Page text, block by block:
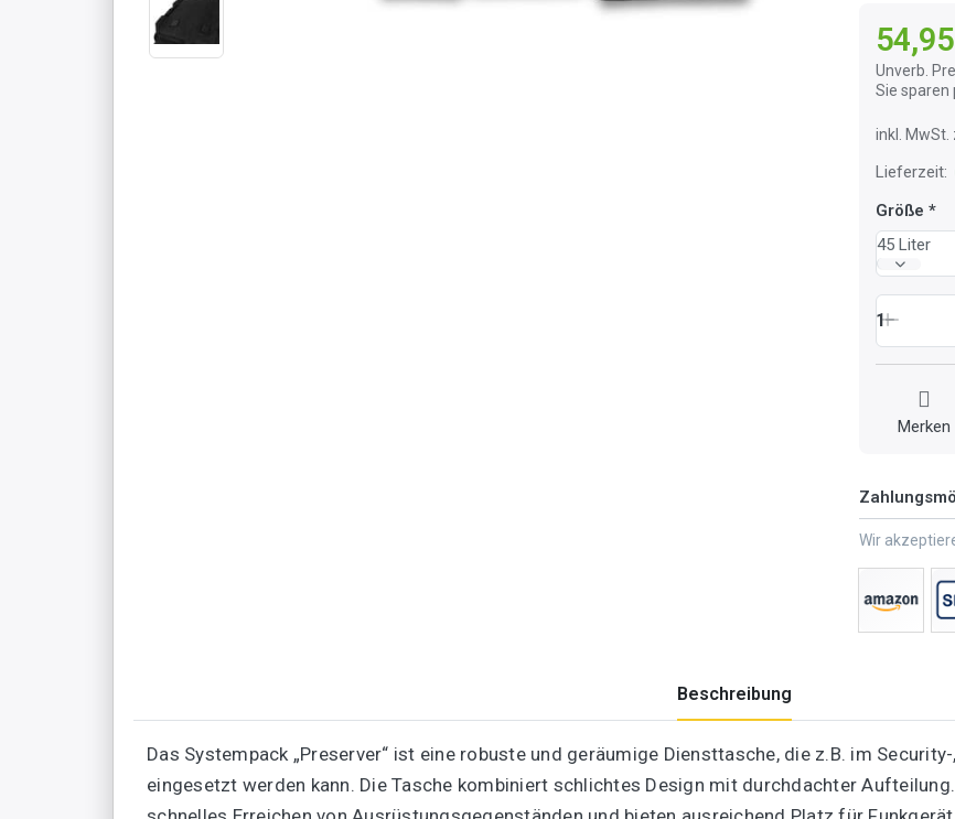
Unverb.
Sie sparen
inkl. MwSt.
Lieferzeit:
Größe
45 Liter
1
Merken
Wir
Beschreibung
Das Systempack „Preserver“ ist eine robuste und geräumige Diensttasche, die z.B. im
eingesetzt werden kann. Die Tasche kombiniert schlichtes Design mit durchdachter